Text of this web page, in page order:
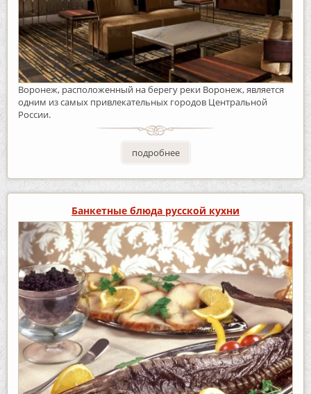
Воронеж, расположенный на берегу реки Воронеж, является
одним из самых привлекательных городов Центральной
России.
подробнее
Банкетные блюда русской кухни